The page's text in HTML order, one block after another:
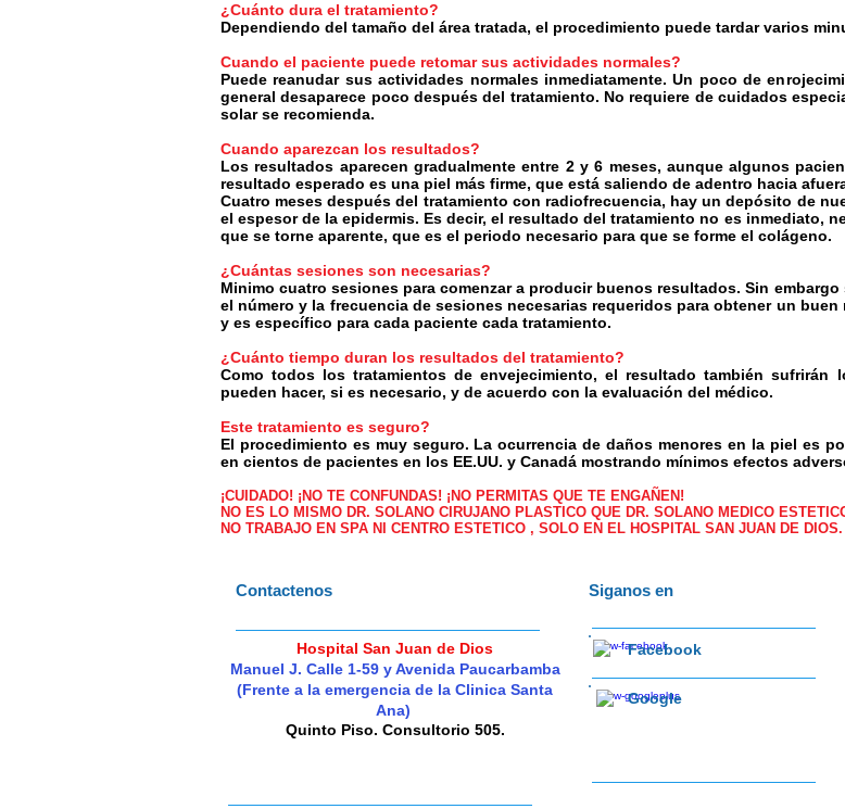
¿Cuánto dura el tratamiento?
Dependiendo del tamaño del área tratada, el procedimiento puede tardar varios
Cuando el paciente puede retomar sus actividades normales?
Puede reanudar sus actividades normales inmediatamente. Un poco de
general desaparece poco después del tratamiento. No requiere de cuidados
solar se recomienda.
Cuando aparezcan los resultados?
Los resultados aparecen gradualmente entre 2 y 6 meses, aunque algunos
resultado esperado es una piel más firme, que está saliendo de adentro hacia
Cuatro meses después del tratamiento con radiofrecuencia, hay un depósito de
el espesor de la epidermis. Es decir, el resultado del tratamiento no es inmediato,
que se torne aparente, que es el periodo necesario para que se forme el colágeno.
¿Cuántas sesiones son necesarias?
Minimo cuatro sesiones para comenzar a producir buenos resultados. Sin
el número y la frecuencia de sesiones necesarias requeridos para obtener un
y es específico para cada paciente cada tratamiento.
¿Cuánto tiempo duran los resultados del tratamiento?
Como todos los tratamientos de envejecimiento, el resultado también
pueden hacer, si es necesario, y de acuerdo con la evaluación del médico.
Este tratamiento es seguro?
El procedimiento es muy seguro. La ocurrencia de daños menores en la piel es
en cientos de pacientes en los EE.UU. y Canadá mostrando mínimos efectos
¡CUIDADO! ¡NO TE CONFUNDAS! ¡NO PERMITAS QUE TE ENGAÑEN!
NO ES LO MISMO DR. SOLANO CIRUJANO PLASTICO QUE DR. SOLANO MEDICO
NO TRABAJO EN SPA NI CENTRO ESTETICO , SOLO EN EL HOSPITAL SAN JUAN DE DIOS.
Contactenos Siganos en
Hospital San Juan de Dios
Manuel J. Calle 1-59 y Avenida Paucarbamba
(Frente a la emergencia de la Clinica Santa
Ana)
Quinto Piso. Consultorio 505.
Facebook
Google